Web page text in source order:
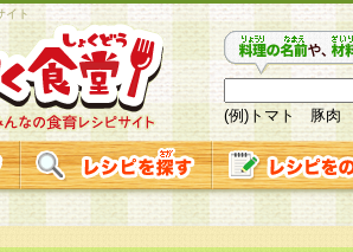
イト
(例)トマト 豚肉